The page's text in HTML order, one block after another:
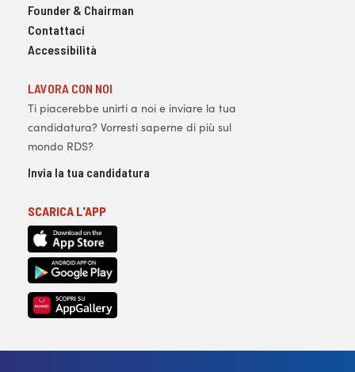
Founder & Chairman
Contattaci
Accessibilità
LAVORA CON NOI
Ti piacerebbe unirti a noi e inviare la tua
candidatura? Vorresti saperne di più sul
mondo RDS?
Invia la tua candidatura
SCARICA L'APP